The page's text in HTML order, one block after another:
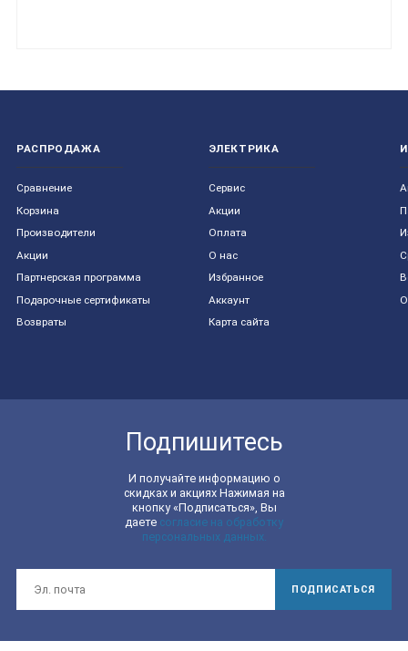
РАСПРОДАЖА
Сравнение
Корзина
Производители
Акции
Партнерская программа
Подарочные сертификаты
Возвраты
ЭЛЕКТРИКА
Сервис
Акции
Оплата
О нас
Избранное
Аккаунт
Карта сайта
Подпишитесь
И получайте информацию о
скидках и акциях Нажимая на
кнопку «Подписаться», Вы
даете согласие на обработку
персональных данных.
ПОДПИСАТЬСЯ